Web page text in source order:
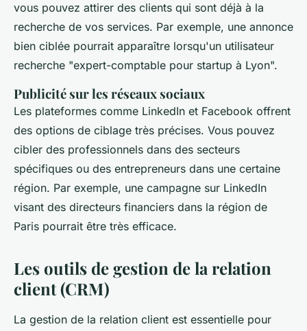
vous pouvez attirer des clients qui sont déjà à la
recherche de vos services. Par exemple, une annonce
bien ciblée pourrait apparaître lorsqu'un utilisateur
recherche "expert-comptable pour startup à Lyon".
Publicité sur les réseaux sociaux
Les plateformes comme LinkedIn et Facebook offrent
des options de ciblage très précises. Vous pouvez
cibler des professionnels dans des secteurs
spécifiques ou des entrepreneurs dans une certaine
région. Par exemple, une campagne sur LinkedIn
visant des directeurs financiers dans la région de
Paris pourrait être très efficace.
Les outils de gestion de la relation
client (CRM)
La gestion de la relation client est essentielle pour